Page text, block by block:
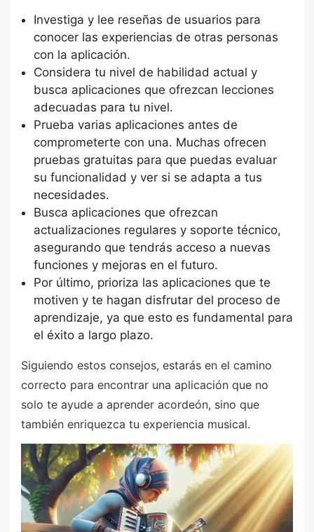
Investiga y lee reseñas de usuarios para
conocer las experiencias de otras personas
con la aplicación.
Considera tu nivel de habilidad actual y
busca aplicaciones que ofrezcan lecciones
adecuadas para tu nivel.
Prueba varias aplicaciones antes de
comprometerte con una. Muchas ofrecen
pruebas gratuitas para que puedas evaluar
su funcionalidad y ver si se adapta a tus
necesidades.
Busca aplicaciones que ofrezcan
actualizaciones regulares y soporte técnico,
asegurando que tendrás acceso a nuevas
funciones y mejoras en el futuro.
Por último, prioriza las aplicaciones que te
motiven y te hagan disfrutar del proceso de
aprendizaje, ya que esto es fundamental para
el éxito a largo plazo.
Siguiendo estos consejos, estarás en el camino
correcto para encontrar una aplicación que no
solo te ayude a aprender acordeón, sino que
también enriquezca tu experiencia musical.